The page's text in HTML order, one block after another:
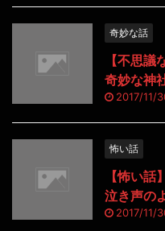
奇妙な話
【不思
奇妙な神
2017/11/
怖い話
【怖い
泣き声の
2017/11/